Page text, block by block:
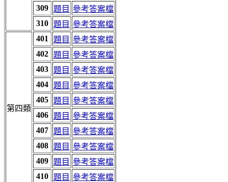
309 題目 參考答案檔
310 題目 參考答案檔
第四類
401 題目 參考答案檔
402 題目 參考答案檔
403 題目 參考答案檔
404 題目 參考答案檔
405 題目 參考答案檔
406 題目 參考答案檔
407 題目 參考答案檔
408 題目 參考答案檔
409 題目 參考答案檔
410 題目 參考答案檔